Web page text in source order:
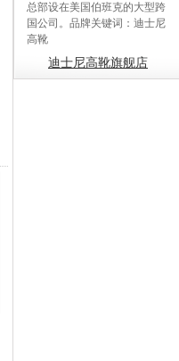
总部设在美国伯班克的大型跨
国公司。品牌关键词：迪士尼
高靴
迪士尼高靴旗舰店